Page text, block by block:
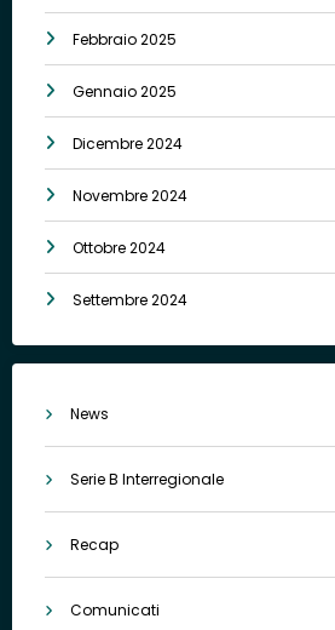
Febbraio 2025
Gennaio 2025
Dicembre 2024
Novembre 2024
Ottobre 2024
Settembre 2024
News
Serie B Interregionale
Recap
Comunicati